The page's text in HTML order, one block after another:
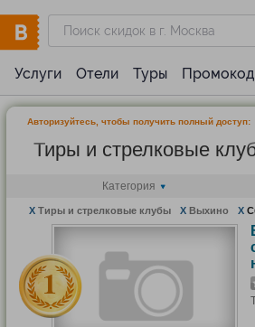
Услуги Отели Туры
Авторизуйтесь, чтобы получить полный доступ:
Тиры и стрелковые
Категория
X Тиры и стрелковые клубы X Выхино X